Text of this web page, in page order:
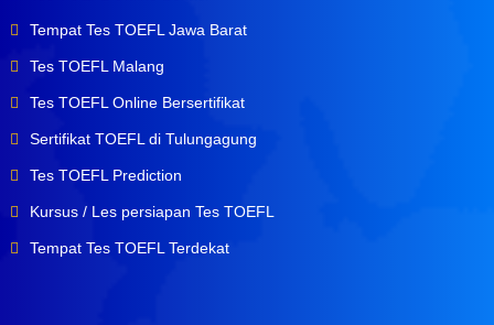
Tempat Tes TOEFL Jawa Barat
Tes TOEFL Malang
Tes TOEFL Online Bersertifikat
Sertifikat TOEFL di Tulungagung
Tes TOEFL Prediction
Kursus / Les persiapan Tes TOEFL
Tempat Tes TOEFL Terdekat